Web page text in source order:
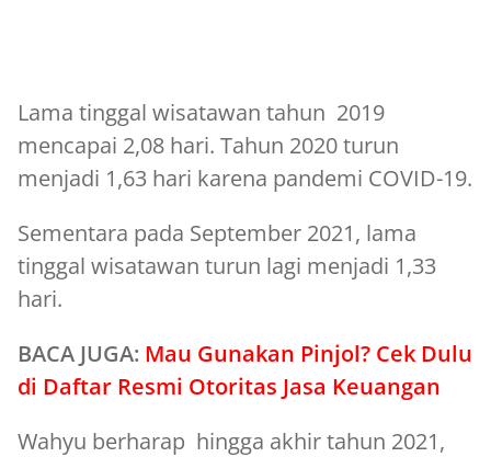
Lama tinggal wisatawan tahun 2019
mencapai 2,08 hari. Tahun 2020 turun
menjadi 1,63 hari karena pandemi COVID-19.
Sementara pada September 2021, lama
tinggal wisatawan turun lagi menjadi 1,33
hari.
BACA JUGA: Mau Gunakan Pinjol? Cek Dulu
di Daftar Resmi Otoritas Jasa Keuangan
Wahyu berharap hingga akhir tahun 2021,